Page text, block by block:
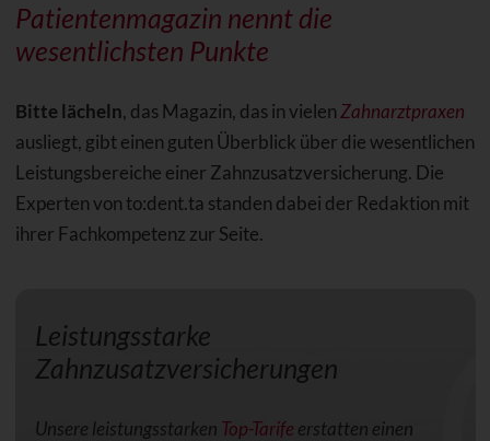
Patientenmagazin nennt die
wesentlichsten Punkte
Bitte lächeln, das Magazin, das in vielenZahnarztpraxen
ausliegt, gibt einen guten Überblick über die wesentlichen
Leistungsbereiche einer Zahnzusatzversicherung. Die
Experten von to:dent.ta standen dabei der Redaktion mit
ihrer Fachkompetenz zur Seite.
Leistungsstarke
Zahnzusatzversicherungen
Unsere leistungsstarken Top-Tarife erstatten einen